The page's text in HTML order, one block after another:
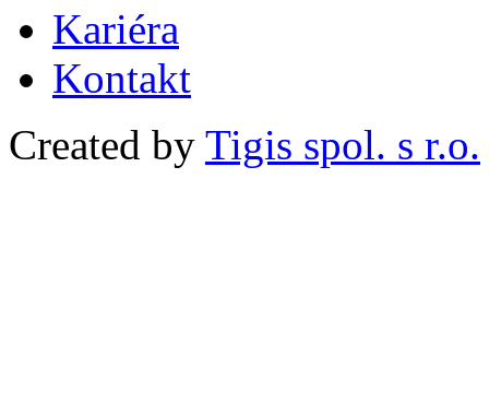
Kariéra
Kontakt
Created by Tigis spol. s r.o.